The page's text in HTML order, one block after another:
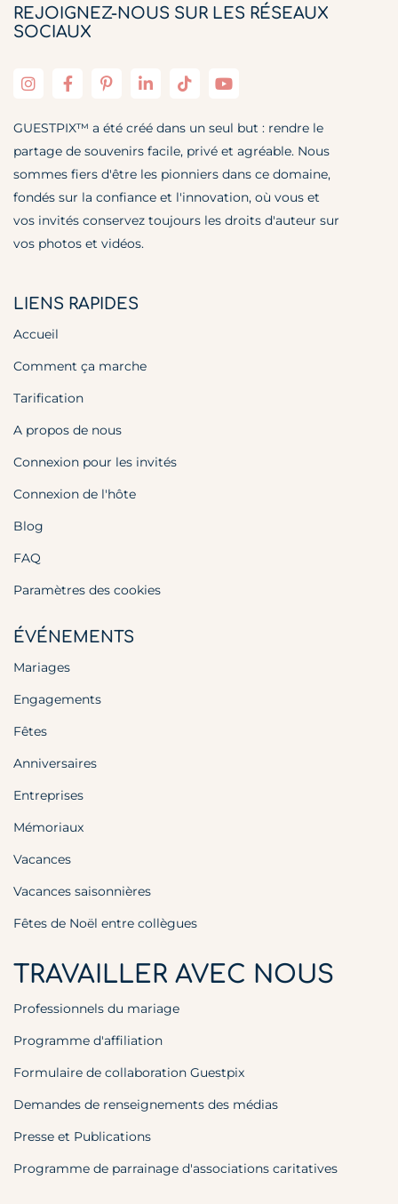
REJOIGNEZ-NOUS SUR LES RÉSEAUX
SOCIAUX
GUESTPIX™ a été créé dans un seul but : rendre le
partage de souvenirs facile, privé et agréable. Nous
sommes fiers d'être les pionniers dans ce domaine,
fondés sur la confiance et l'innovation, où vous et
vos invités conservez toujours les droits d'auteur sur
vos photos et vidéos.
LIENS RAPIDES
Accueil
Comment ça marche
Tarification
A propos de nous
Connexion pour les invités
Connexion de l'hôte
Blog
FAQ
Paramètres des cookies
ÉVÉNEMENTS
Mariages
Engagements
Fêtes
Anniversaires
Entreprises
Mémoriaux
Vacances
Vacances saisonnières
Fêtes de Noël entre collègues
TRAVAILLER AVEC NOUS
Professionnels du mariage
Programme d'affiliation
Formulaire de collaboration Guestpix
Demandes de renseignements des médias
Presse et Publications
Programme de parrainage d'associations caritatives